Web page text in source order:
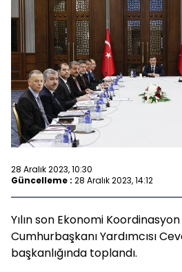
28 Aralık 2023, 10:30
Güncelleme : 28 Aralık 2023, 14:12
Yılın son Ekonomi
Cumhurbaşkanı Yardımcısı
başkanlığında toplandı.